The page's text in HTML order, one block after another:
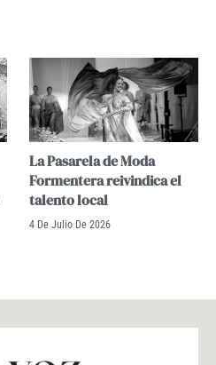
La Pasarela de Moda
Formentera reivindica el
talento local
4 De Julio De 2026